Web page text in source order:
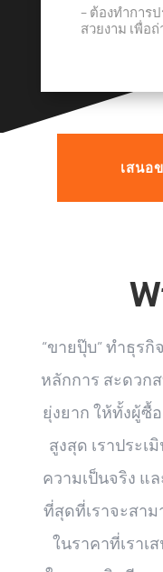
− ต้องทำการ
สวยงาม เพื่อ
เสนอ
“ขายปุ๊บ” ทำธุร
หลักการ สะดวก
ยุ่งยาก ให้ทั้งผู้ซื้
สูงสุด เราประ
ความเป็นจริง แ
ที่สุดที่เราจะสา
ในราคาที่เราเ